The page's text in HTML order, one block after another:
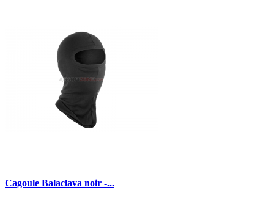
Cagoule Balaclava noir -...